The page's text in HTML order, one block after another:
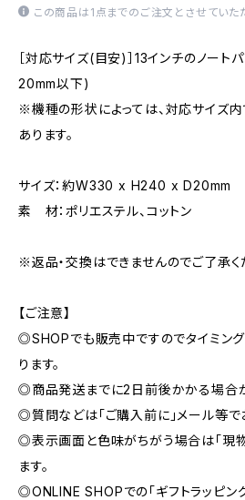
この商品は1点までのご注文とさせていた
［対応サイズ(目安)］13インチのノー
20mm以下)
※機種の形状によっては、対応サイズ
あります。
サイズ：約W330 x H240 x D20mm
素 材：ポリエステル、コットン
※返品・交換はできませんのでご了承く
【ご注意】
◎SHOPでも販売中ですのでタイミン
ります。
◎商品発送までに2日前後かかる場合が
◎質問などは「ご購入前に」メール等で
◎表示画面と色味がちがう場合は「現
ます。
◎ONLINE SHOPでの「ギフトラッピン